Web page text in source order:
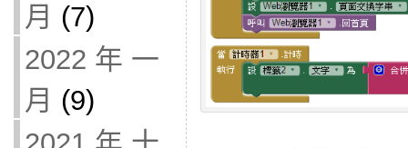
月 (7)
2022 年 一
月 (9)